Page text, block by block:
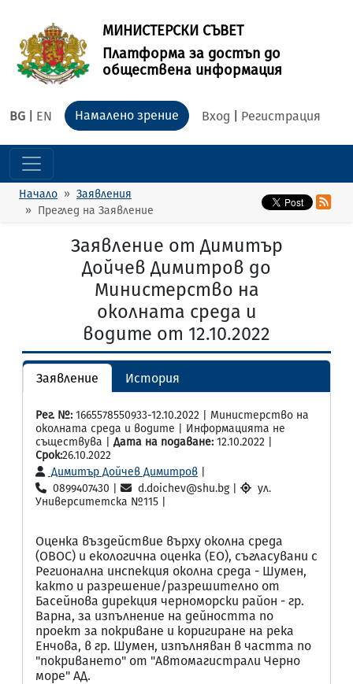
МИНИСТЕРСКИ СЪВЕТ
Платформа за достъп до
обществена информация
BG EN Вход Регистрация
Намалено зрение
Начало
Заявления
Преглед на Заявление
Заявление от Димитър
Дойчев Димитров до
Министерство на
околната среда и
водите от 12.10.2022
Заявление История
Рег. №: 1665578550933-12.10.2022 | Министерство на
околната среда и водите | Информацията не
съществува | Дата на подаване: 12.10.2022 |
Срок:26.10.2022
Димитър Дойчев Димитров
0899407430 |
d.doichev@shu.bg |
ул.
Университетска №115 |
Оценка въздействие върху околна среда
(ОВОС) и екологична оценка (ЕО), съгласувани с
Регионална инспекция околна среда - Шумен,
както и разрешение/разрешително от
Басейнова дирекция черноморски район - гр.
Варна, за изпълнение на дейността по
проект за покриване и коригиране на река
Енчова, в гр. Шумен, изпълняван в частта по
"покриването" от "Автомагистрали Черно
море" АД.